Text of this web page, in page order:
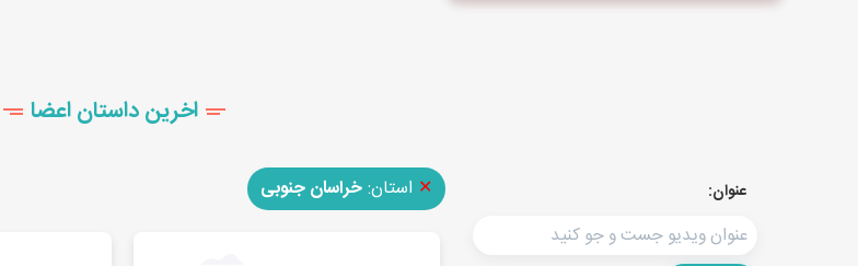
اخرین داستان اعضا
✕ استان:خراسان جنوبی عنوان: